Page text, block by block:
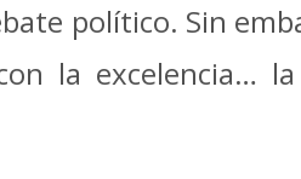
político. Sin
la excelencia…